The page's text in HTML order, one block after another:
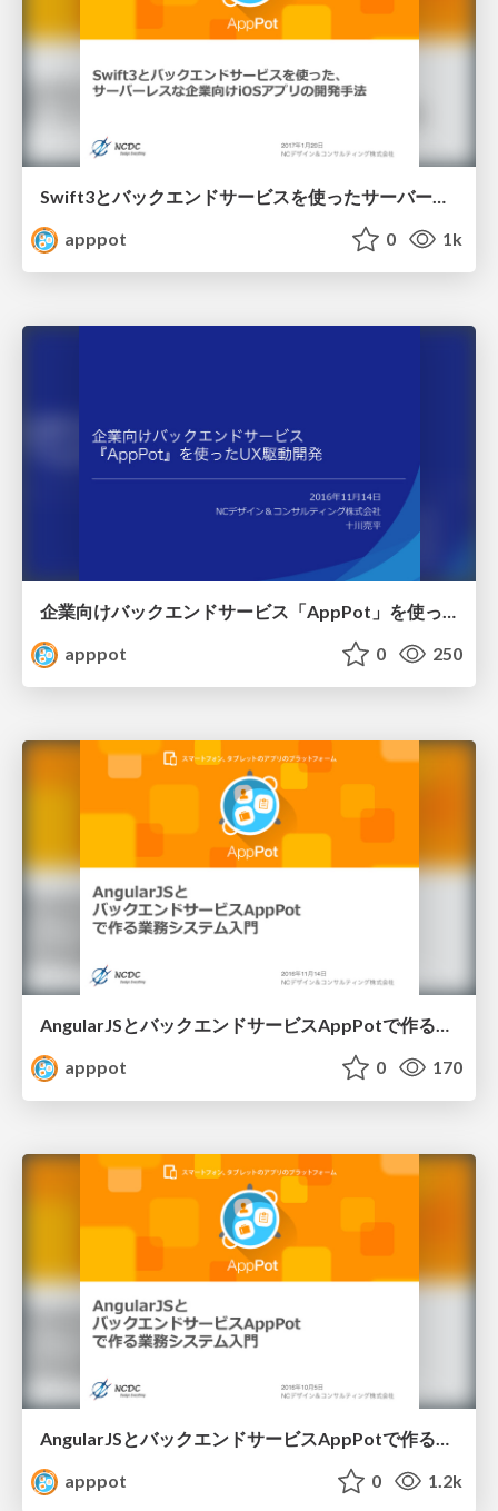
Swift3とバックエンドサービスを使ったサーバーレスな企業向けiOSアプリの開発手法 / Swift3 iOS App Development Method
apppot
0 1k
apppot
0 250
AngularJSとバックエンドサービスAppPotで作る業務システム入門（Short Ver.）
apppot
0 170
AngularJSとバックエンドサービスAppPotで作る業務システム⼊⾨
apppot
0 1.2k